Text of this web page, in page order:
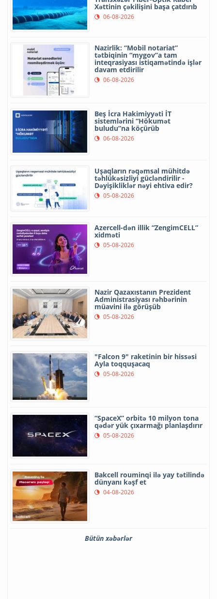
Xəttinin çəkilişini başa çatdırıb
06-08-2026
Nazirlik: “Mobil notariat”
tətbiqinin “mygov”a tam
inteqrasiyası istiqamətində işlər
davam etdirilir
06-08-2026
Beş İcra Hakimiyyəti İT
sistemlərini “Hökumət
buludu”na köçürüb
06-08-2026
Uşaqların rəqəmsal mühitdə
təhlükəsizliyi gücləndirilir -
Dəyişikliklər nəyi ehtiva edir?
05-08-2026
Azercell-dən illik “ZengimCELL”
xidməti
05-08-2026
Nazir Qazaxıstanın Prezident
Administrasiyası rəhbərinin
müavini ilə görüşüb
05-08-2026
"Falcon 9" raketinin bir hissəsi
Ayla toqquşacaq
05-08-2026
“SpaceX” orbitə 10 milyon tona
qədər yük çıxarmağı planlaşdırır
05-08-2026
Bakcell rouminqi ilə yay tətilində
dünyanı kəşf et
04-08-2026
Bütün xəbərlər